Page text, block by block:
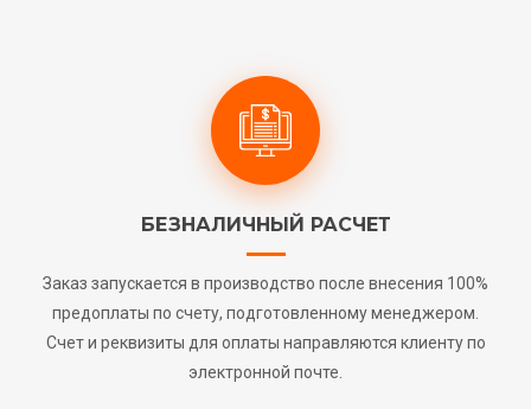
БЕЗНАЛИЧНЫЙ РАСЧЕТ
Заказ запускается в производство после внесения 100%
предоплаты по счету, подготовленному менеджером.
Счет и реквизиты для оплаты направляются клиенту по
электронной почте.